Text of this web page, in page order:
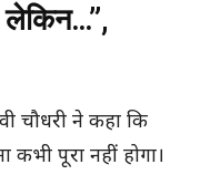
लेकिन…”,
चौधरी ने कहा कि
पूरा नहीं होगा।